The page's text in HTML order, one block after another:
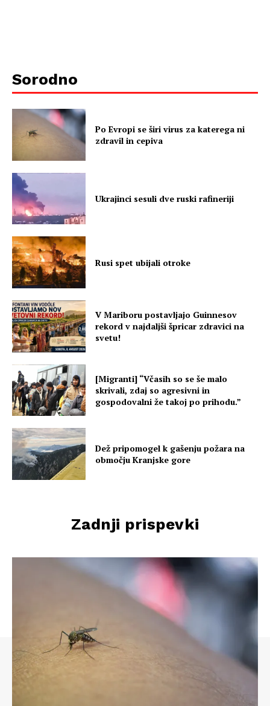
Sorodno
Po Evropi se širi virus za katerega ni
zdravil in cepiva
Ukrajinci sesuli dve ruski rafineriji
Rusi spet ubijali otroke
V Mariboru postavljajo Guinnesov
rekord v najdaljši špricar zdravici na
svetu!
[Migranti] “Včasih so se še malo
skrivali, zdaj so agresivni in
gospodovalni že takoj po prihodu.”
Dež pripomogel k gašenju požara na
območju Kranjske gore
Zadnji prispevki